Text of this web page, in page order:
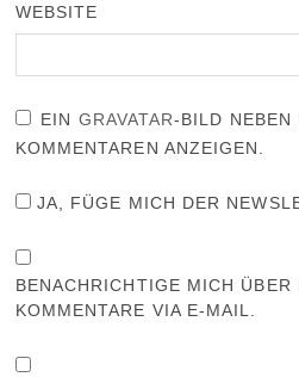
WEBSITE
EIN GRAVATAR-BILD NEBEN
KOMMENTAREN ANZEIGEN.
JA, FÜGE MICH DER
BENACHRICHTIGE MICH ÜBER
KOMMENTARE VIA E-MAIL.